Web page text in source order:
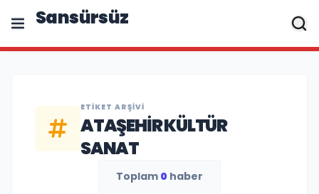
Sansürsüz
ETIKET ARŞIVI
ATAŞEHIR KÜLTÜR
SANAT
Toplam 0 haber